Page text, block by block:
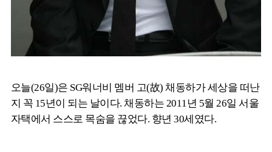
오늘(26일)은 SG워너비 멤버 고(故) 채동하가 세상을 떠난
지 꼭 15년이 되는 날이다. 채동하는 2011년 5월 26일 서울
자택에서 스스로 목숨을 끊었다. 향년 30세였다.